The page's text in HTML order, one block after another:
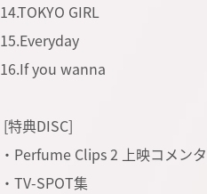
14.TOKYO GIRL
15.Everyday
16.If you wanna
[特典DISC]
・Perfume Clips 2 上映コメン
・TV-SPOT集